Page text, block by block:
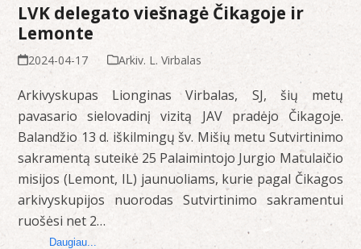
LVK delegato viešnagė Čikagoje ir
Lemonte
2024-04-17 Arkiv. L. Virbalas
Arkivyskupas Lionginas Virbalas, SJ, šių metų
pavasario sielovadinį vizitą JAV pradėjo Čikagoje.
Balandžio 13 d. iškilmingų šv. Mišių metu Sutvirtinimo
sakramentą suteikė 25 Palaimintojo Jurgio Matulaičio
misijos (Lemont, IL) jaunuoliams, kurie pagal Čikagos
arkivyskupijos nuorodas Sutvirtinimo sakramentui
ruošėsi net 2…
Daugiau...